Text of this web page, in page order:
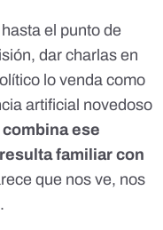
el punto de
, dar charlas en
lo venda como
artificial novedoso
ese
familiar con
que nos ve, nos